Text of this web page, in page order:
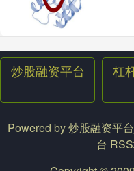
炒股融资平台 杠
Powered by炒股融资平
台